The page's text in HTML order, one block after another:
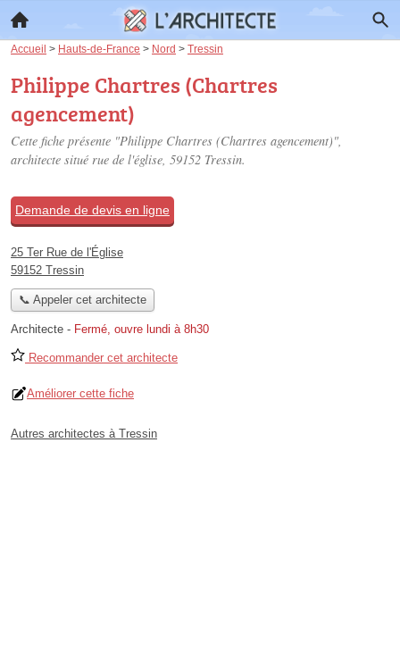
Accueil > Hauts-de-France > Nord > Tressin
Philippe Chartres (Chartres
agencement)
Cette fiche présente "Philippe Chartres (Chartres agencement)",
architecte situé rue de l'église, 59152 Tressin.
Demande de devis en ligne
25 Ter Rue de l'Église
59152 Tressin
📞 Appeler cet architecte
Architecte - Fermé, ouvre lundi à 8h30
Recommander cet architecte
Améliorer cette fiche
Autres architectes à Tressin